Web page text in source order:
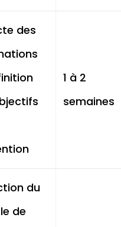
des
1 à 2
semaines
du
de